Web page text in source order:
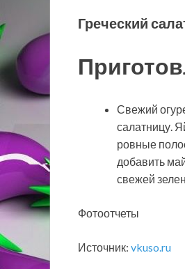
Греческий
Свежий
салатницу.
ровные
добавить
свежей
Фотоотчеты
Источник: vkuso.ru